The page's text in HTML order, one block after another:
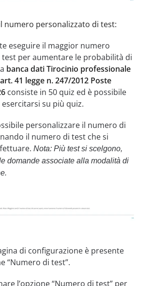
numero personalizzato di test:
eseguire il maggior numero
test per aumentare le probabilità di
banca dati Tirocinio professionale
41 legge n. 247/2012 Poste
consiste in 50 quiz ed è possibile
su più quiz.
personalizzare il numero di
il numero di test che si
Nota: Più test si scelgono,
domande associate alla modalità di
di configurazione è presente
“Numero di test”.
l’opzione “Numero di test” per